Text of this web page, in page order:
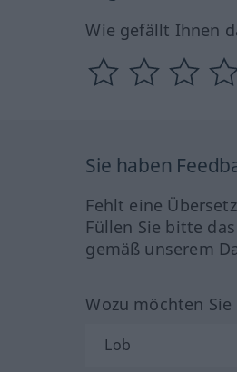
Wie gefällt Ihnen
Sie haben
Fehlt eine
Füllen Sie bitte
gemäß unserem
Wozu möchten